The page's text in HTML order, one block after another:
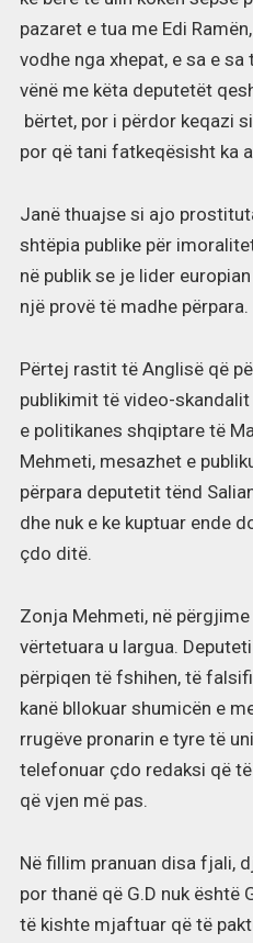
pazaret e tua me Edi
vodhe nga xhepat, e sa e sa
vënë me këta deputetët
bërtet, por i përdor keqazi
por që tani fatkeqësisht ka
Janë thuajse si ajo
shtëpia publike për
në publik se je lider
një provë të madhe përpara.
Përtej rastit të Anglisë që
publikimit të video-
e politikanes shqiptare të
Mehmeti, mesazhet e
përpara deputetit tënd
dhe nuk e ke kuptuar ende
çdo ditë.
Zonja Mehmeti, në
vërtetuara u largua.
përpiqen të fshihen, të
kanë bllokuar shumicën e
rrugëve pronarin e tyre të
telefonuar çdo redaksi që
që vjen më pas.
Në fillim pranuan disa fjali,
por thanë që G.D nuk është
të kishte mjaftuar që të